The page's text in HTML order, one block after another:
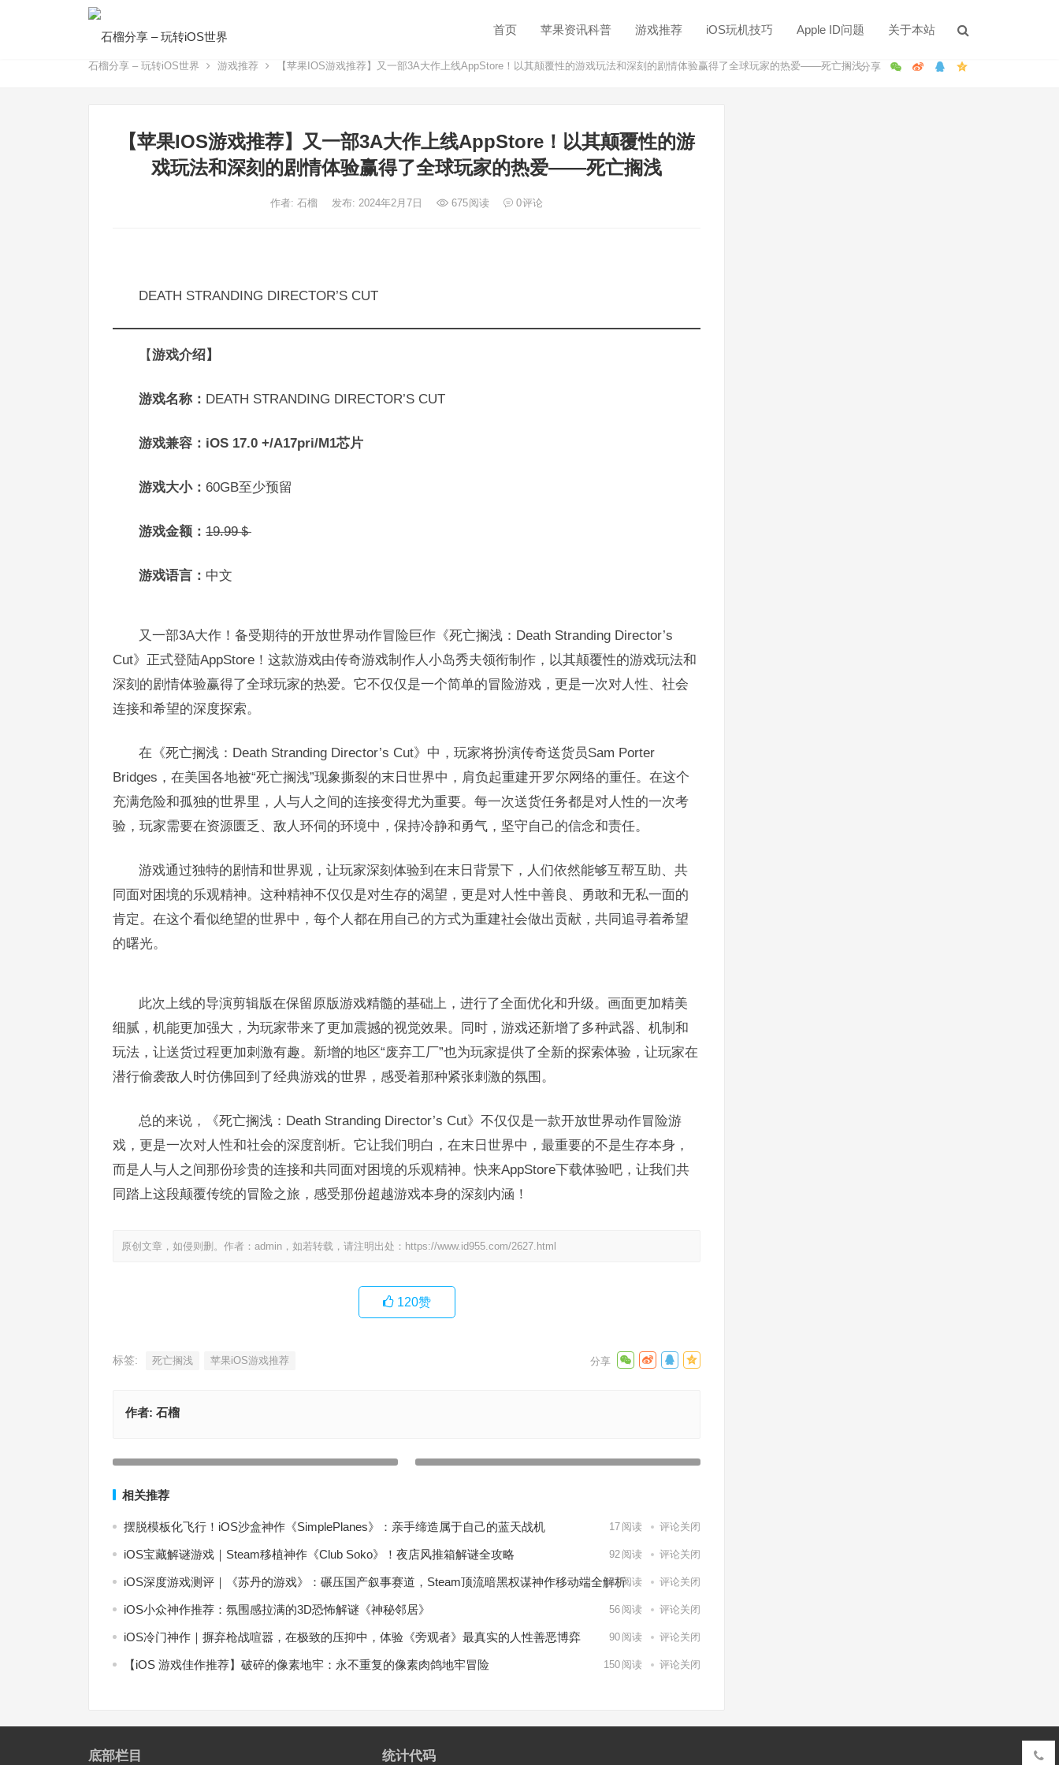
首页 苹果资讯科普 游戏推荐 iOS玩机技巧 Apple ID问题 关于本站
石榴分享 – 玩转iOS世界 游戏推荐 【苹果IOS游戏推荐】又一部3A大作上线AppStore！以其颠覆性的游戏玩法和深刻的剧情体验赢得了全球玩家的热爱——死亡搁浅
【苹果IOS游戏推荐】又一部3A大作上线AppStore！以其颠覆性的游
戏玩法和深刻的剧情体验赢得了全球玩家的热爱——死亡搁浅
作者: 石榴 发布: 2024年2月7日 675阅读 0评论
DEATH STRANDING DIRECTOR’S CUT
【游戏介绍】
游戏名称： DEATH STRANDING DIRECTOR’S CUT
游戏兼容： iOS 17.0 +/A17pri/M1芯片
游戏大小： 60GB至少预留
游戏金额： 19.99＄
游戏语言： 中文
又一部3A大作！备受期待的开放世界动作冒险巨作《死亡搁浅：Death Stranding Director’s
Cut》正式登陆AppStore！这款游戏由传奇游戏制作人小岛秀夫领衔制作，以其颠覆性的游戏玩法和
深刻的剧情体验赢得了全球玩家的热爱。它不仅仅是一个简单的冒险游戏，更是一次对人性、社会
连接和希望的深度探索。
在《死亡搁浅：Death Stranding Director’s Cut》中，玩家将扮演传奇送货员Sam Porter
Bridges，在美国各地被“死亡搁浅”现象撕裂的末日世界中，肩负起重建开罗尔网络的重任。在这个
充满危险和孤独的世界里，人与人之间的连接变得尤为重要。每一次送货任务都是对人性的一次考
验，玩家需要在资源匮乏、敌人环伺的环境中，保持冷静和勇气，坚守自己的信念和责任。
游戏通过独特的剧情和世界观，让玩家深刻体验到在末日背景下，人们依然能够互帮互助、共
同面对困境的乐观精神。这种精神不仅仅是对生存的渴望，更是对人性中善良、勇敢和无私一面的
肯定。在这个看似绝望的世界中，每个人都在用自己的方式为重建社会做出贡献，共同追寻着希望
的曙光。
此次上线的导演剪辑版在保留原版游戏精髓的基础上，进行了全面优化和升级。画面更加精美
细腻，机能更加强大，为玩家带来了更加震撼的视觉效果。同时，游戏还新增了多种武器、机制和
玩法，让送货过程更加刺激有趣。新增的地区“废弃工厂”也为玩家提供了全新的探索体验，让玩家在
潜行偷袭敌人时仿佛回到了经典游戏的世界，感受着那种紧张刺激的氛围。
总的来说，《死亡搁浅：Death Stranding Director’s Cut》不仅仅是一款开放世界动作冒险游
戏，更是一次对人性和社会的深度剖析。它让我们明白，在末日世界中，最重要的不是生存本身，
而是人与人之间那份珍贵的连接和共同面对困境的乐观精神。快来AppStore下载体验吧，让我们共
同踏上这段颠覆传统的冒险之旅，感受那份超越游戏本身的深刻内涵！
原创文章，如侵则删。作者：admin，如若转载，请注明出处： https://www.id955.com/2627.html
120赞
标签: 死亡搁浅 苹果iOS游戏推荐
作者: 石榴
人故事
相关推荐
摆脱模板化飞行！iOS沙盒神作《SimplePlanes》：亲手缔造属于自己的蓝天战机 17 阅读 评论关闭
iOS宝藏解谜游戏｜Steam移植神作《Club Soko》！夜店风推箱解谜全攻略 92 阅读 评论关闭
iOS深度游戏测评｜《苏丹的游戏》：碾压国产叙事赛道，Steam顶流暗黑权谋神作移动端全解析
287阅读 评论关闭
iOS小众神作推荐：氛围感拉满的3D恐怖解谜《神秘邻居》 56 阅读 评论关闭
iOS冷门神作｜摒弃枪战喧嚣，在极致的压抑中，体验《旁观者》最真实的人性善恶博弈 90 阅读 评论关闭
【iOS 游戏佳作推荐】破碎的像素地牢：永不重复的像素肉鸽地牢冒险 150 阅读 评论关闭
底部栏目 统计代码